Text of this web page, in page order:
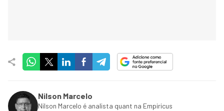
Nilson Marcelo
Nilson Marcelo é analista quant na Empiricus